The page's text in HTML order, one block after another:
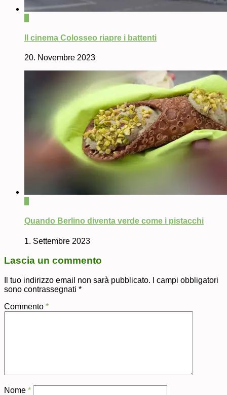
Il cinema Colosseo riapre i battenti
20. Novembre 2023
Quando Berlino diventa verde come i pistacchi
1. Settembre 2023
Lascia un commento
Il tuo indirizzo email non sarà pubblicato.
I campi obbligatori
sono contrassegnati *
Commento *
Nome *